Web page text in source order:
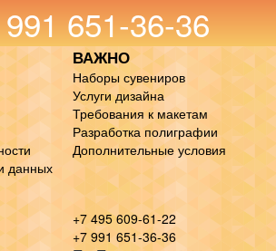
651-36-36
данных
ВАЖНО
Наборы сувениров
Услуги дизайна
Требования к макетам
Разработка полиграфии
Дополнительные условия
+7 495 609-61-22
+7 991 651-36-36